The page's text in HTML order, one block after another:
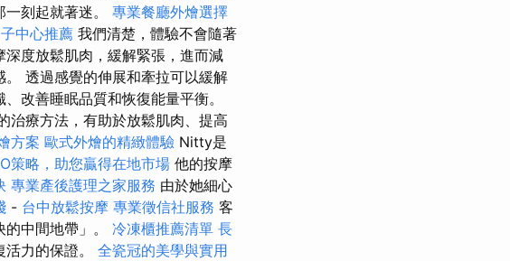
刻起就著迷。 專業餐廳外燴選擇
中心推薦 我們清楚，體驗不會隨著
度放鬆肌肉，緩解緊張，進而減
透過感覺的伸展和牽拉可以緩解
改善睡眠品質和恢復能量平衡。
治療方法，有助於放鬆肌肉、提高
方案 歐式外燴的精緻體驗 Nitty是
策略，助您贏得在地市場 他的按摩
專業產後護理之家服務 由於她細心
- 台中放鬆按摩 專業徵信社服務 客
中間地帶」。 冷凍櫃推薦清單 長
力的保證。 全瓷冠的美學與實用